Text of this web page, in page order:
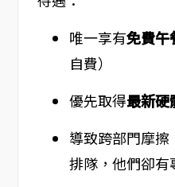
唯一享有免費午
自費）
優先取得最新硬
導致跨部門摩
排隊，他們卻有